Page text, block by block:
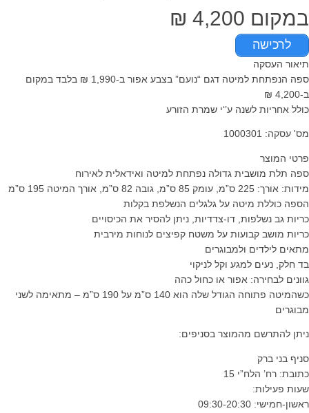
במקום 4,200 ₪
לרכישה
תיאור העסקה
ספה הנפתחת למיטה דגם “נועם” בצבע אפור ב-1,990 ₪ בלבד במקום
ב-4,200 ₪
כולל אחריות לשנה ע’‘י שמרת הזורע
מס' עסקה: 1000301
פרטי המוצר
ספה תלת מושבית גדולה נפתחת למיטה ואידאלית לאירוח
מידות: אורך: 225 ס”מ, עומק 85 ס”מ, גובה 82 ס”מ, אורך המיטה 195 ס”מ
הספה כוללת מיטה על גלגלים הנשלפת בקלות
כריות גב נשלפות, דו-צדדיות, ניתן להסיר את הכיסויים
כריות מושב קבועות על משטח קפיצים לנוחות מירבית
מתאים לילדים ולמבוגרים
בד חלק, נעים למגע וקל לניקוי
גוונים לבחירה: אפור או כחול כהה
כשהמיטה פתוחה הגודל שלה הוא 140 ס”מ על 190 ס”מ – מתאימה לשני
מבוגרים
ניתן להתרשם מהמוצר בסניפים:
סניף בני ברק
כתובת: רח’ הלח”י 15
שעות פעילות:
ראשון-חמישי: 09:30-20:30